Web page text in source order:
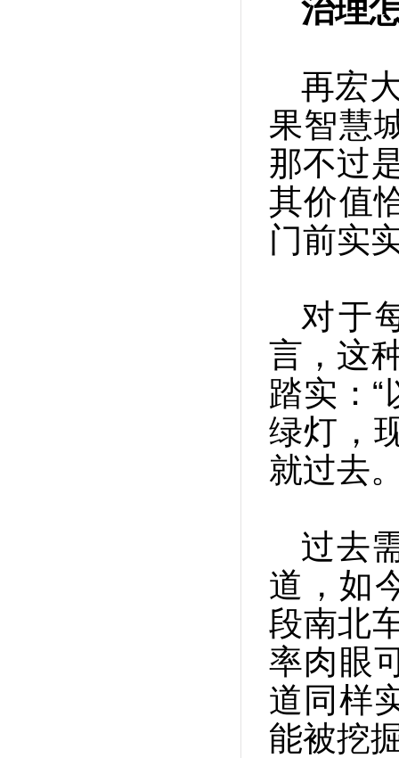
治理
再宏
果智慧
那不过
其价值
门前实
对于
言，这
踏实：
绿灯，
就过去
过去
道，如
段南北
率肉眼
道同样
能被挖